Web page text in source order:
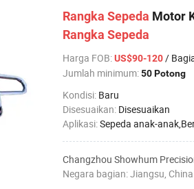
Rangka Sepeda Motor
Rangka Sepeda
Harga FOB:US$90-120/
Jumlah minimum:50 Potong
Kondisi: Baru
Disesuaikan: Disesuaikan
Aplikasi:Sepeda anak-anak,Bersepeda di
Changzhou Showhum
Negara bagian: Jiangsu, China